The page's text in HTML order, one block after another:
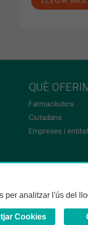
QUÈ
Farmacèutics
Ciutadans
Empreses i
per analitzar l'ús del
Cookies